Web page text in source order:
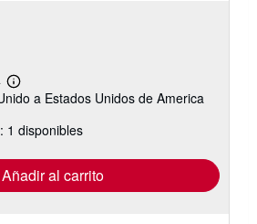
Más
información
las
tarifas
envío
a Estados Unidos de America
1 disponibles
Añadir al carrito